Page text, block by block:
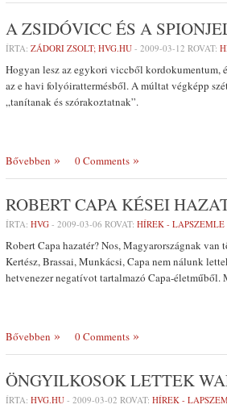
A ZSIDÓVICC ÉS A
ÍRTA: ZÁDORI ZSOLT; HVG.HU - 2009-03-12 ROVAT:
Hogyan lesz az egykori viccből kordokumentum,
az e havi folyóirattermésből. A múltat végképp
„tanítanak és szórakoztatnak”.
Bővebben 0 Comments
ROBERT CAPA KÉSEI
ÍRTA: HVG - 2009-03-06 ROVAT: HÍREK - LAPSZEMLE
Robert Capa hazatér? Nos, Magyarországnak
Kertész, Brassai, Munkácsi, Capa nem nálunk
hetvenezer negatívot tartalmazó Capa-
Bővebben 0 Comments
ÖNGYILKOSOK LETTEK
ÍRTA: HVG.HU - 2009-03-02 ROVAT: HÍREK -